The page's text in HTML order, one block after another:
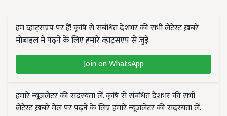
हम व्हाट्सएप पर हैं! कृषि से संबंधित देशभर की सभी लेटेस्ट ख़बरें
मोबाइल में पढ़ने के लिए हमारे व्हाट्सएप से जुड़ें.
Join on WhatsApp
हमारे न्यूज़लेटर की सदस्यता लें. कृषि से संबंधित देशभर की सभी
लेटेस्ट ख़बरें मेल पर पढ़ने के लिए हमारे न्यूज़लेटर की सदस्यता लें.